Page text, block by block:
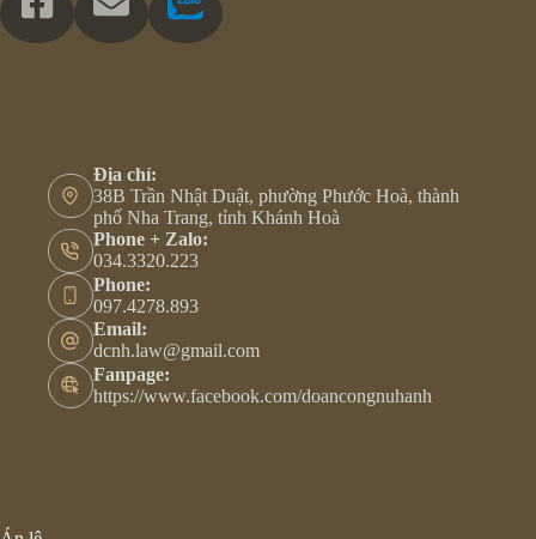
Địa chỉ:
38B Trần Nhật Duật, phường Phước Hoà, thành
phố Nha Trang, tỉnh Khánh Hoà
Phone + Zalo:
034.3320.223
Phone:
097.4278.893
Email:
dcnh.law@gmail.com
Fanpage:
https://www.facebook.com/doancongnuhanh